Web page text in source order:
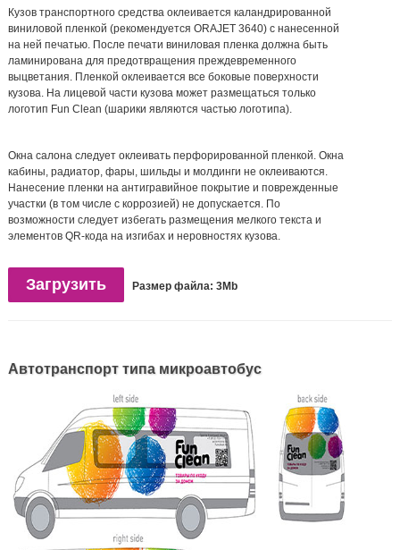
Кузов транспортного средства оклеивается каландрированной
виниловой пленкой (рекомендуется ORAJET 3640) с нанесенной
на ней печатью. После печати виниловая пленка должна быть
ламинирована для предотвращения преждевременного
выцветания. Пленкой оклеивается все боковые поверхности
кузова. На лицевой части кузова может размещаться только
логотип Fun Clean (шарики являются частью логотипа).
Окна салона следует оклеивать перфорированной пленкой. Окна
кабины, радиатор, фары, шильды и молдинги не оклеиваются.
Нанесение пленки на антигравийное покрытие и поврежденные
участки (в том числе с коррозией) не допускается. По
возможности следует избегать размещения мелкого текста и
элементов QR-кода на изгибах и неровностях кузова.
Загрузить Размер файла: 3Mb
Автотранспорт типа микроавтобус